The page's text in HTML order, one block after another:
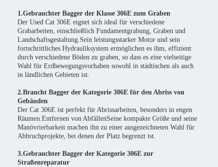
1.Gebrauchter Bagger der Klasse 306E zum Graben
Der Used Cat 306E eignet sich ideal für verschiedene
Grabarbeiten, einschließlich Fundamentgrabung, Graben und
Landschaftsgestaltung.Sein leistungsstarker Motor und sein
fortschrittliches Hydrauliksystem ermöglichen es ihm, effizient
durch verschiedene Böden zu graben, so dass es eine vielseitige
Wahl für Erdbewegungsvorhaben sowohl in städtischen als auch
in ländlichen Gebieten ist.
2.Braucht Bagger der Kategorie 306E für den Abriss von
Gebäuden
Der Cat 306E ist perfekt für Abrissarbeiten, besonders in engen
Räumen.Entfernen von AbfällenSeine kompakte Größe und seine
Manövrierbarkeit machen ihn zu einer ausgezeichneten Wahl für
Abbruchprojekte, bei denen der Platz begrenzt ist.
3.Gebrauchter Bagger der Kategorie 306E zur
Straßenreparatur